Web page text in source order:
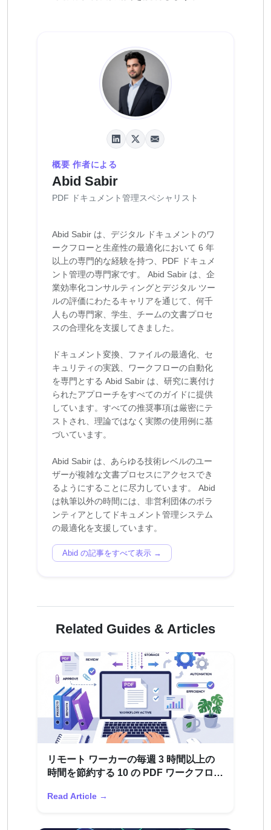
概要 作者による
Abid Sabir
PDF ドキュメント管理スペシャリスト
Abid Sabir は、デジタル ドキュメントのワ
ークフローと生産性の最適化において 6 年
以上の専門的な経験を持つ、PDF ドキュメ
ント管理の専門家です。 Abid Sabir は、企
業効率化コンサルティングとデジタル ツー
ルの評価にわたるキャリアを通じて、何千
人もの専門家、学生、チームの文書プロセ
スの合理化を支援してきました。
ドキュメント変換、ファイルの最適化、セ
キュリティの実践、ワークフローの自動化
を専門とする Abid Sabir は、研究に裏付け
られたアプローチをすべてのガイドに提供
しています。すべての推奨事項は厳密にテ
ストされ、理論ではなく実際の使用例に基
づいています。
Abid Sabir は、あらゆる技術レベルのユー
ザーが複雑な文書プロセスにアクセスでき
るようにすることに尽力しています。 Abid
は執筆以外の時間には、非営利団体のボラ
ンティアとしてドキュメント管理システム
Abid の記事をすべて表示 →
Related Guides & Articles
リモート ワーカーの毎週 3 時間以上の
時間を節約する 10 の PDF ワークフロー
Read Article →